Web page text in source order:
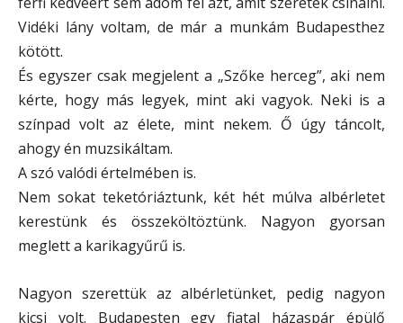
Vidéki lány voltam, de már a munkám Budapesthez
kötött.
És egyszer csak megjelent a „Szőke herceg”, aki nem
kérte, hogy más legyek, mint aki vagyok. Neki is a
színpad volt az élete, mint nekem. Ő úgy táncolt,
ahogy én muzsikáltam.
A szó valódi értelmében is.
Nem sokat teketóriáztunk, két hét múlva albérletet
kerestünk és összeköltöztünk. Nagyon gyorsan
meglett a karikagyűrű is.
Nagyon szerettük az albérletünket, pedig nagyon
kicsi volt. Budapesten egy fiatal házaspár épülő